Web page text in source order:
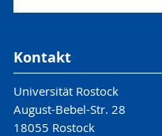
Kontakt
Universität Rostock
August-Bebel-Str. 28
18055 Rostock